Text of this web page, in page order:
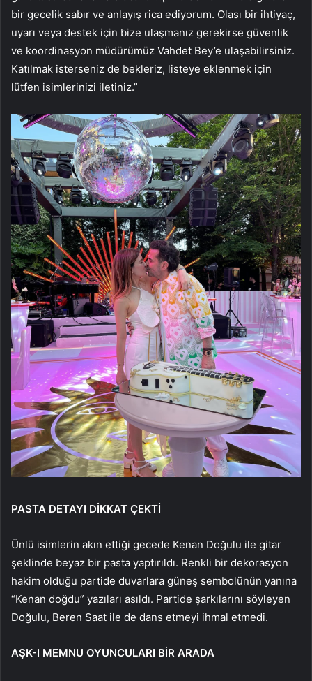
bir gecelik sabır ve anlayış rica ediyorum. Olası bir ihtiyaç,
uyarı veya destek için bize ulaşmanız gerekirse güvenlik
ve koordinasyon müdürümüz Vahdet Bey’e ulaşabilirsiniz.
Katılmak isterseniz de bekleriz, listeye eklenmek için
lütfen isimlerinizi iletiniz.”
PASTA DETAYI DİKKAT ÇEKTİ
Ünlü isimlerin akın ettiği gecede Kenan Doğulu ile gitar
şeklinde beyaz bir pasta yaptırıldı. Renkli bir dekorasyon
hakim olduğu partide duvarlara güneş sembolünün yanına
“Kenan doğdu” yazıları asıldı. Partide şarkılarını söyleyen
Doğulu, Beren Saat ile de dans etmeyi ihmal etmedi.
AŞK-I MEMNU OYUNCULARI BİR ARADA